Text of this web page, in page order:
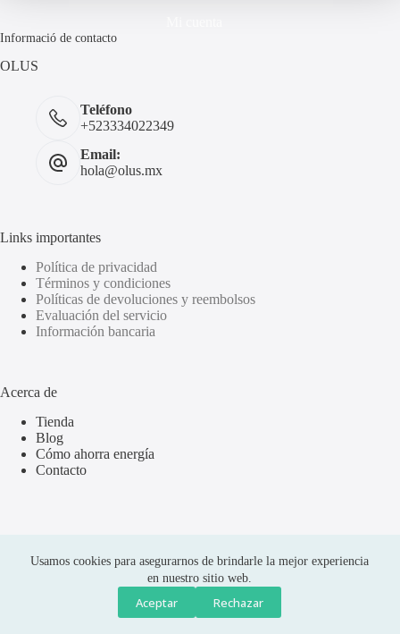
Usamos cookies para asegurarnos de brindarle la mejor experiencia
en nuestro sitio web.
Aceptar Rechazar
Informació de contacto
OLUS
Teléfono
+523334022349
Email:
hola@olus.mx
Links importantes
Política de privacidad
Términos y condiciones
Políticas de devoluciones y reembolsos
Evaluación del servicio
Información bancaria
Acerca de
Tienda
Blog
Cómo ahorra energía
Contacto